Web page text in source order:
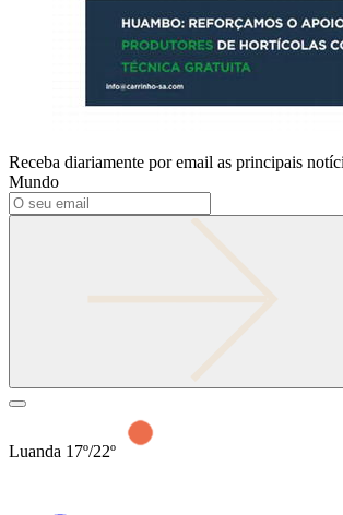
Receba diariamente por email as principais
Mundo
Luanda 17º/22º